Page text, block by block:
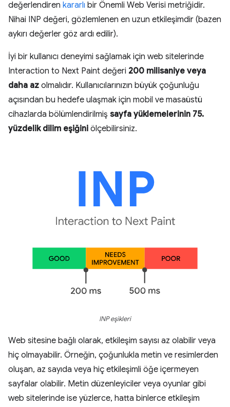
değerlendiren kararlı bir Önemli Web Verisi metriğidir.
Nihai INP değeri, gözlemlenen en uzun etkileşimdir (bazen
aykırı değerler göz ardı edilir).
İyi bir kullanıcı deneyimi sağlamak için web sitelerinde
Interaction to Next Paint değeri 200 milisaniye veya
daha az olmalıdır. Kullanıcılarınızın büyük çoğunluğu
açısından bu hedefe ulaşmak için mobil ve masaüstü
cihazlarda bölümlendirilmiş sayfa yüklemelerinin 75.
yüzdelik dilim eşiğini ölçebilirsiniz.
INP eşikleri
Web sitesine bağlı olarak, etkileşim sayısı az olabilir veya
hiç olmayabilir. Örneğin, çoğunlukla metin ve resimlerden
oluşan, az sayıda veya hiç etkileşimli öğe içermeyen
sayfalar olabilir. Metin düzenleyiciler veya oyunlar gibi
web sitelerinde ise yüzlerce, hatta binlerce etkileşim